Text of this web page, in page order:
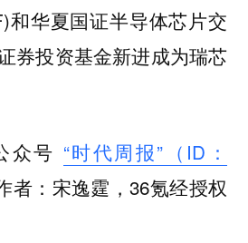
和华夏国证半导体芯片交
券投资基金新进成为瑞芯
众号 “时代周报”（ID：
者：宋逸霆，36氪经授权